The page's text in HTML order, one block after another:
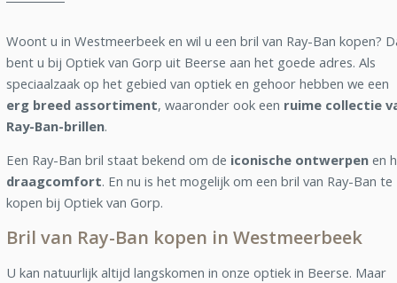
Woont u in Westmeerbeek en wil u een bril van Ray-Ban kopen?
bent u bij Optiek van Gorp uit Beerse aan het goede adres. Als
speciaalzaak op het gebied van optiek en gehoor hebben we een
erg breed assortiment, waaronder ook een ruime collectie
Ray-Ban-brillen.
Een Ray-Ban bril staat bekend om de iconische ontwerpen en
draagcomfort. En nu is het mogelijk om een bril van Ray-Ban te
kopen bij Optiek van Gorp.
Bril van Ray-Ban kopen in Westmeerbeek
U kan natuurlijk altijd langskomen in onze optiek in Beerse. Maar